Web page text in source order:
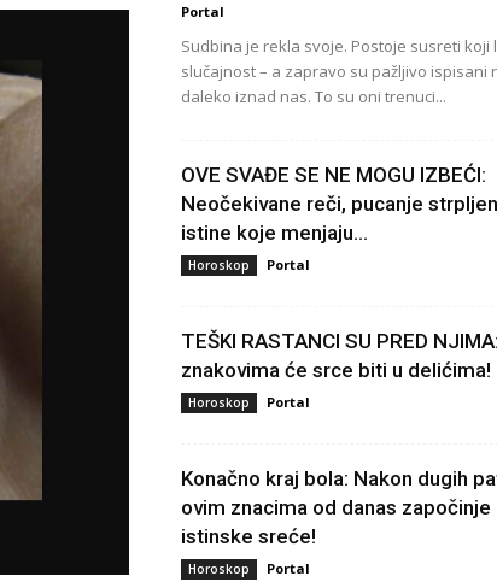
Portal
Sudbina je rekla svoje. Postoje susreti koji
slučajnost – a zapravo su pažljivo ispisani
daleko iznad nas. To su oni trenuci...
OVE SVAĐE SE NE MOGU IZBEĆI:
Neočekivane reči, pucanje
istine koje menjaju...
Horoskop Portal
TEŠKI RASTANCI SU PRED
znakovima će srce biti u delićima!
Horoskop Portal
Konačno kraj bola: Nakon dugih
ovim znacima od danas
istinske sreće!
Horoskop Portal